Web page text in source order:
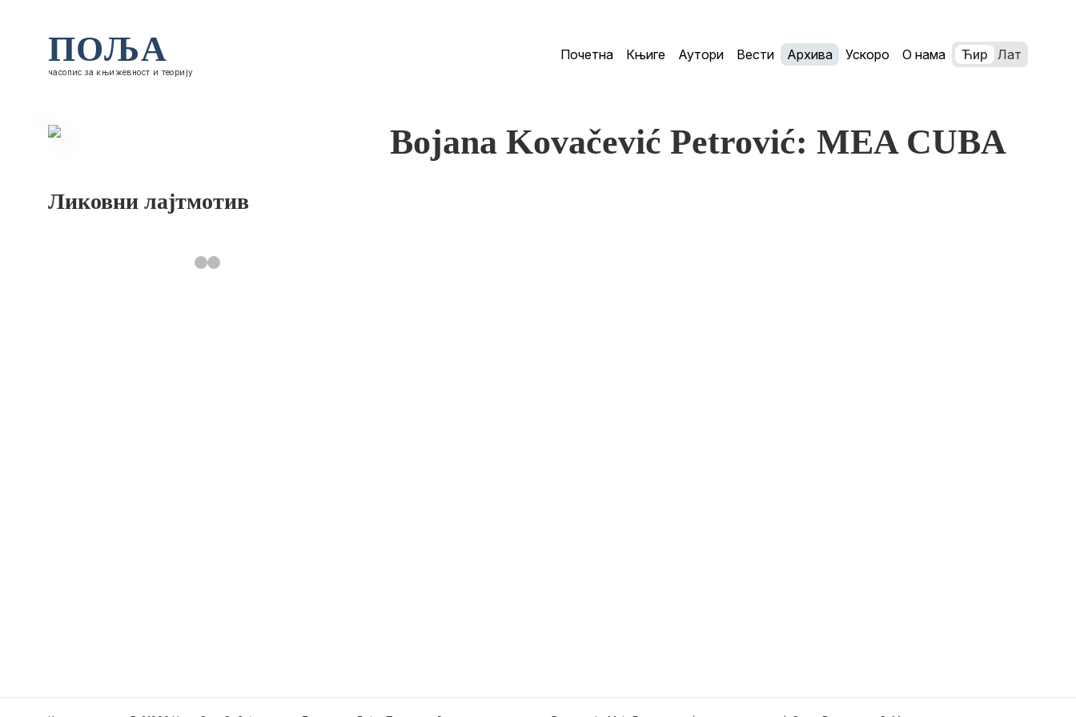
ПОЉА
часопис за књижевност и теорију
Почетна Књиге Аутори Вести Архива Ускоро О нама Ћир Лат
Ликовни лајтмотив
Bojana Kovačević Petrović: MEA CUBA